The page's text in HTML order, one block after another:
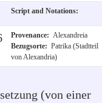
Script and Notations:
Provenance: Alexandreia
Bezugsorte: Patrika (Stadtteil
von Alexandria)
(von einer